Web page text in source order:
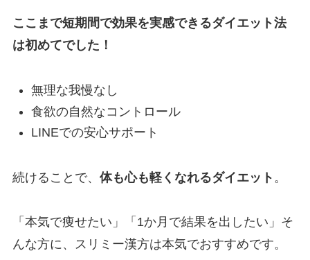
ここまで短期間で効果を実感できるダイエット法
は初めてでした！
無理な我慢なし
食欲の自然なコントロール
LINEでの安心サポート
続けることで、 体も心も軽くなれるダイエット 。
「本気で痩せたい」「1か月で結果を出したい」そ
んな方に、スリミー漢方は本気でおすすめです。